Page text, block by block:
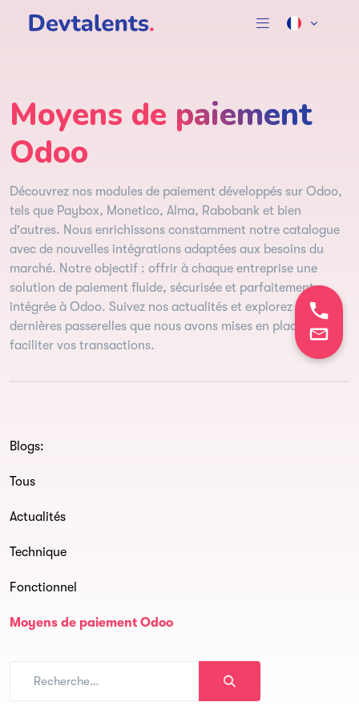
Moyens de paiement
Odoo
Découvrez nos modules de paiement développés sur Odoo,
tels que Paybox, Monetico, Alma, Rabobank et bien
d'autres. Nous enrichissons constamment notre catalogue
avec de nouvelles intégrations adaptées aux besoins du
marché. Notre objectif : offrir à chaque entreprise une
solution de paiement fluide, sécurisée et parfaitement
intégrée à Odoo. Suivez nos actualités et explorez les
dernières passerelles que nous avons mises en place pour
faciliter vos transactions.
Blogs:
Tous
Actualités
Technique
Fonctionnel
Moyens de paiement Odoo